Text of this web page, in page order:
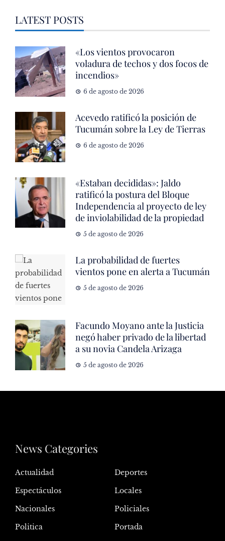
LATEST POSTS
«Los vientos provocaron
voladura de techos y dos focos de
incendios»
6 de agosto de 2026
Acevedo ratificó la posición de
Tucumán sobre la Ley de Tierras
6 de agosto de 2026
«Estaban decididas»: Jaldo
ratificó la postura del Bloque
Independencia al proyecto de ley
de inviolabilidad de la propiedad
5 de agosto de 2026
La probabilidad de fuertes
vientos pone en alerta a Tucumán
5 de agosto de 2026
Facundo Moyano ante la Justicia
negó haber privado de la libertad
a su novia Candela Arizaga
5 de agosto de 2026
News Categories
Actualidad
Deportes
Espectáculos
Locales
Nacionales
Policiales
Politica
Portada